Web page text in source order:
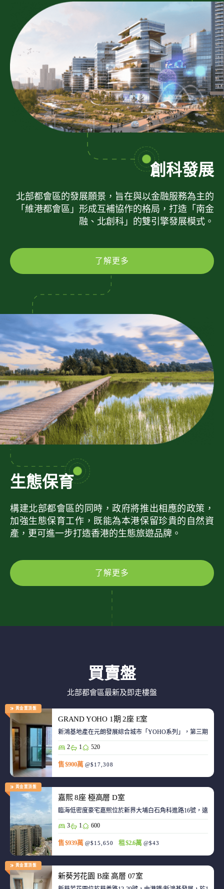
創科發展
北部都會區的發展願景，旨在與以金融服務為主的
「維港都會區」形成互補協作的格局，打造「南金
融、北創科」的雙引擎發展模式。
了解更多
生態保育
構建北部都會區的同時，政府將推出相應的政策，
加強生態保育工作，既能為本港保留珍貴的自然資
產，更可進一步打造香港的生態旅遊品牌。
了解更多
買賣盤
北部都會區最新及即走樓盤
黃金置頂盤
GRAND YOHO 1期 2座 E室
2 1 520
售 $900萬 @$17,308
黃金置頂盤
嘉熙 8座 極高層 D室
臨海低密度豪宅嘉熙位於新界大埔白石角科進路16號，遠離
3 1 600
售 $939萬 @$15,650 租 $2.6萬 @$43
黃金置頂盤
新葵芳花園 B座 高層 07室